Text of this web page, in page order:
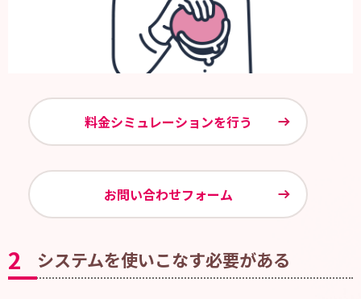
料金シミュレーションを行う
お問い合わせフォーム
2 システムを使いこなす必要がある